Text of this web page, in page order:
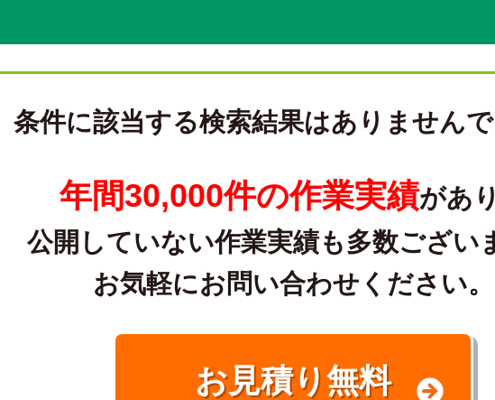
条件に該当する検索結果はありません
年間30,000件の作業実績があ
公開していない作業実績も多数ござい
お気軽にお問い合わせください。
お見積り無料